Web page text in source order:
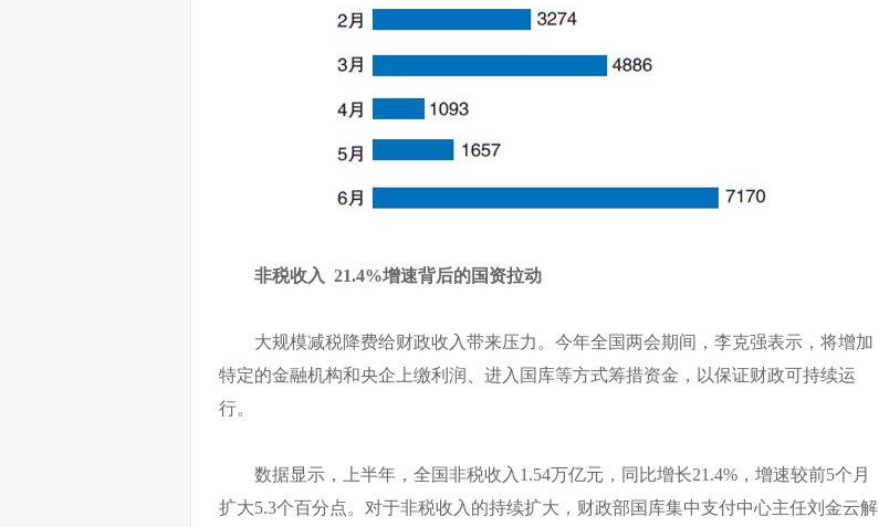
非税收入 21.4%增速背后的国资拉动
大规模减税降费给财政收入带来压力。今年全国两会期间，李克强表示，将增加
特定的金融机构和央企上缴利润、进入国库等方式筹措资金，以保证财政可持续运
行。
数据显示，上半年，全国非税收入1.54万亿元，同比增长21.4%，增速较前5个月
扩大5.3个百分点。对于非税收入的持续扩大，财政部国库集中支付中心主任刘金云解